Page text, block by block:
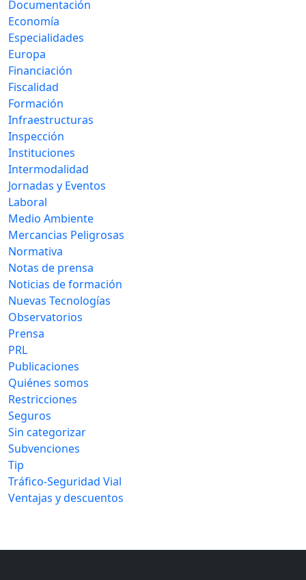
Documentación
Economía
Especialidades
Europa
Financiación
Fiscalidad
Formación
Infraestructuras
Inspección
Instituciones
Intermodalidad
Jornadas y Eventos
Laboral
Medio Ambiente
Mercancias Peligrosas
Normativa
Notas de prensa
Noticias de formación
Nuevas Tecnologías
Observatorios
Prensa
PRL
Publicaciones
Quiénes somos
Restricciones
Seguros
Sin categorizar
Subvenciones
Tip
Tráfico-Seguridad Vial
Ventajas y descuentos